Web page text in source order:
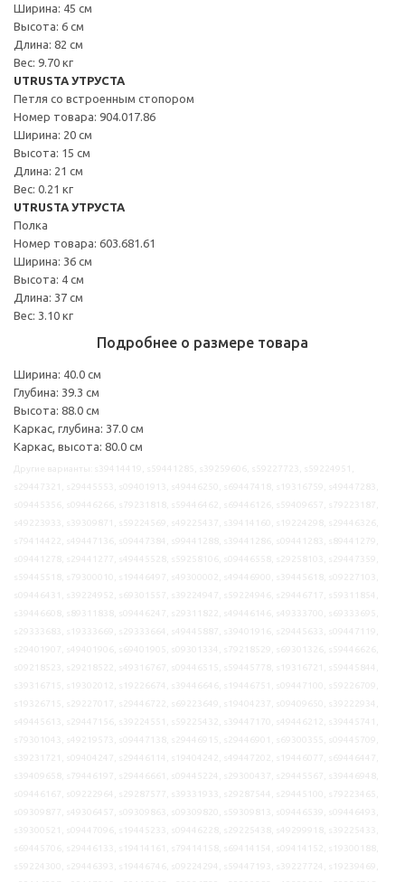
Ширина: 45 см
Высота: 6 см
Длина: 82 см
Вес: 9.70 кг
UTRUSTA УТРУСТА
Петля со встроенным стопором
Номер товара: 904.017.86
Ширина: 20 см
Высота: 15 см
Длина: 21 см
Вес: 0.21 кг
UTRUSTA УТРУСТА
Полка
Номер товара: 603.681.61
Ширина: 36 см
Высота: 4 см
Длина: 37 см
Вес: 3.10 кг
Подробнее о размере товара
Ширина: 40.0 см
Глубина: 39.3 см
Высота: 88.0 см
Каркас, глубина: 37.0 см
Каркас, высота: 80.0 см